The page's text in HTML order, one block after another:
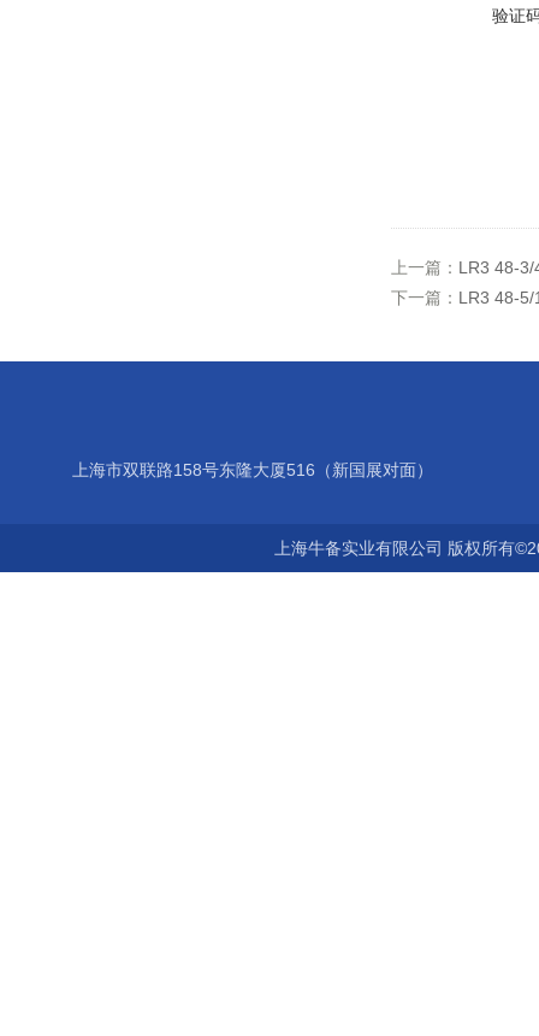
验证
上一篇： LR3 48-3/
下一篇： LR3 48-5/
上海市双联路158号东隆大厦516（新国展对面）
上海牛备实业有限公司 版权所有